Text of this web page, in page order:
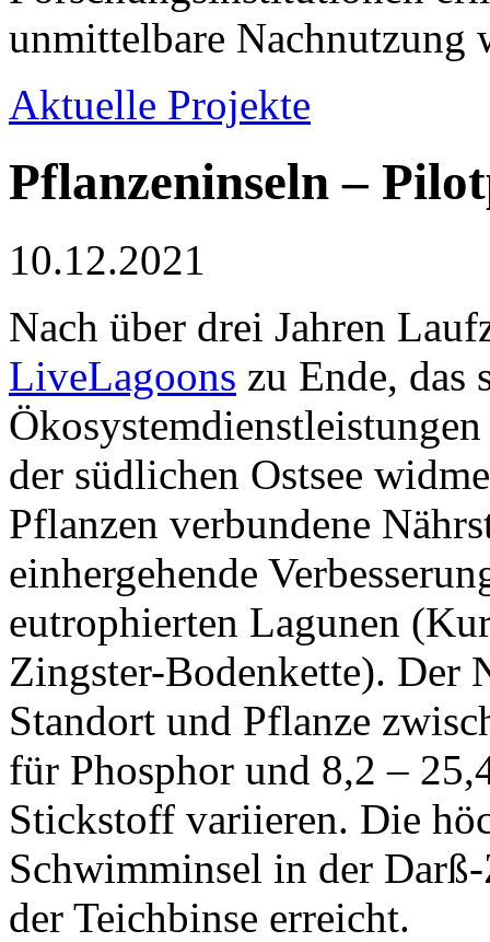
unmittelbare Nachnutzung
Aktuelle Projekte
Pflanzeninseln –
10.12.2021
Nach über drei Jahren
LiveLagoons zu Ende, das
der südlichen Ostsee
Pflanzen verbundene
einhergehende
eutrophierten Lagunen
Zingster-Bodenkette). Der
Standort und Pflanze
für Phosphor und 8,2 –
Stickstoff variieren. Die
Schwimminsel in der
der Teichbinse erreicht.